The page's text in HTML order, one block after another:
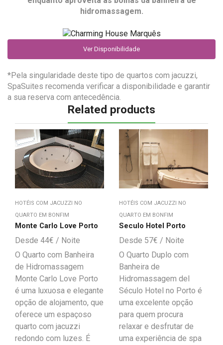
hidromassagem.
Ver Disponibilidade
*Pela singularidade deste tipo de quartos com jacuzzi,
SpaSuites recomenda verificar a disponibilidade e garantir
a sua reserva com antecedência.
Related products
HOTÉIS COM JACUZZI NO
QUARTO EM BONFIM
Monte Carlo Love Porto
44€
O Quarto com Banheira
de Hidromassagem
Monte Carlo Love Porto
é uma luxuosa e elegante
opção de alojamento, que
oferece um espaçoso
quarto com jacuzzi
redondo com luzes. É
HOTÉIS COM JACUZZI NO
QUARTO EM BONFIM
Seculo Hotel Porto
57€
O Quarto Duplo com
Banheira de
Hidromassagem del
Século Hotel no Porto é
uma excelente opção
para quem procura
relaxar e desfrutar de
uma experiência de spa